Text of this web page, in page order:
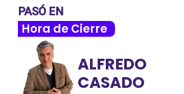
PASÓ EN
Hora de Cierre
ALFREDO
CASADO